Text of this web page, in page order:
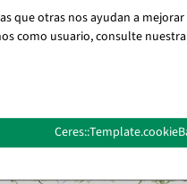
que otras nos ayudan a
como usuario, consulte